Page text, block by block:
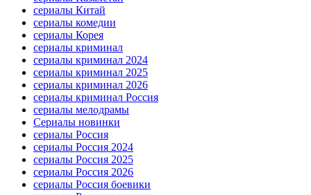
сериалы Китай
сериалы комедии
сериалы Корея
сериалы криминал
сериалы криминал 2024
сериалы криминал 2025
сериалы криминал 2026
сериалы криминал Россия
сериалы мелодрамы
Сериалы новинки
сериалы Россия
сериалы Россия 2024
сериалы Россия 2025
сериалы Россия 2026
сериалы Россия боевики